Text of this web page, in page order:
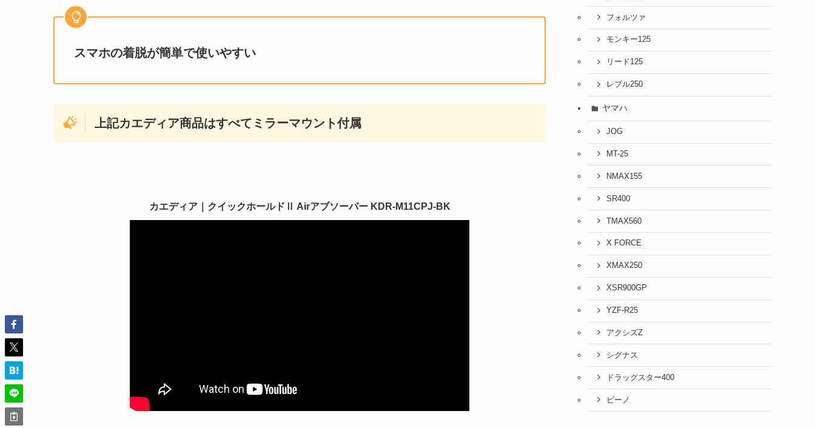
スマホの着脱が簡単で使いやすい
上記カエディア商品はすべてミラーマウント付属
カエディア｜クイックホールドⅡ Airアブソーバー KDR-M11CPJ-BK
フォルツァ
モンキー125
リード125
レブル250
ヤマハ
JOG
MT-25
NMAX155
SR400
TMAX560
X FORCE
XMAX250
XSR900GP
YZF-R25
アクシズZ
シグナス
ドラッグスター400
ビーノ